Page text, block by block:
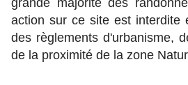
grande majorité des
action sur ce site est interdite
des règlements d'urbanisme,
de la proximité de la zone